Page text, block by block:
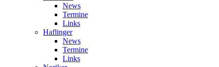
News
Termine
Links
Haflinger
News
Termine
Links